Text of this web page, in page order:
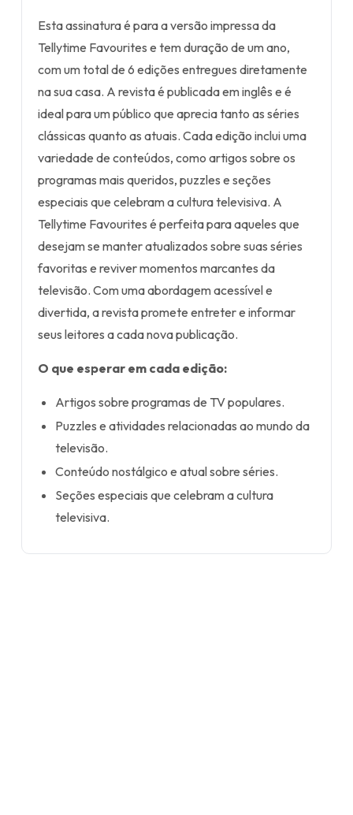
Esta assinatura é para a versão impressa da
Tellytime Favourites e tem duração de um ano,
com um total de 6 edições entregues diretamente
na sua casa. A revista é publicada em inglês e é
ideal para um público que aprecia tanto as séries
clássicas quanto as atuais. Cada edição inclui uma
variedade de conteúdos, como artigos sobre os
programas mais queridos, puzzles e seções
especiais que celebram a cultura televisiva. A
Tellytime Favourites é perfeita para aqueles que
desejam se manter atualizados sobre suas séries
favoritas e reviver momentos marcantes da
televisão. Com uma abordagem acessível e
divertida, a revista promete entreter e informar
seus leitores a cada nova publicação.
O que esperar em cada edição:
Artigos sobre programas de TV populares.
Puzzles e atividades relacionadas ao mundo da
televisão.
Conteúdo nostálgico e atual sobre séries.
Seções especiais que celebram a cultura
televisiva.